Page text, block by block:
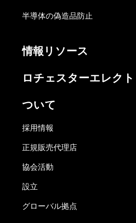
半導体の偽造品防止
情報リソース
ロチェスターエレク
ついて
採用情報
正規販売代理店
協会活動
設立
グローバル拠点